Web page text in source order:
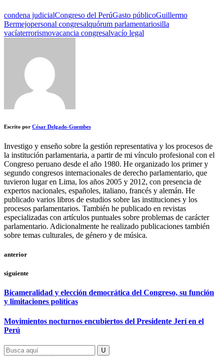
condena judicialCongreso del PerúGasto públicoGuillermo
Bermejopersonal congresalquórum parlamentariosilla
vacíaterrorismovacancia congresalvacío legal
Escrito por César Delgado-Guembes
Investigo y enseño sobre la gestión representativa y los procesos de
la institución parlamentaria, a partir de mi vínculo profesional con el
Congreso peruano desde el año 1980. He organizado los primer y
segundo congresos internacionales de derecho parlamentario, que
tuvieron lugar en Lima, los años 2005 y 2012, con presencia de
expertos nacionales, españoles, italiano, francés y alemán. He
publicado varios libros de estudios sobre las instituciones y los
procesos parlamentarios. También he publicado en revistas
especializadas con artículos puntuales sobre problemas de carácter
parlamentario. Adicionalmente he realizado publicaciones también
sobre temas culturales, de género y de música.
anterior
siguiente
Bicameralidad y elección democrática del Congreso, su función
y limitaciones políticas
Movimientos nocturnos encubiertos del Presidente Jerí en el
Perú